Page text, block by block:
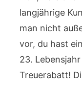
langjährige
man nicht
vor, du hast
23.
Treuerabatt!